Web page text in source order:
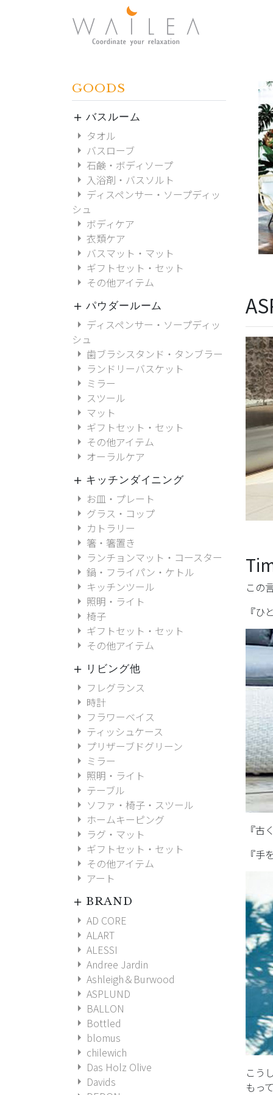
GOODS
add バスルーム
arrow_right タオル
arrow_right バスローブ
arrow_right 石鹸・ボディソープ
arrow_right 入浴剤・バスソルト
arrow_right ディスペンサー・ソープディッ
シュ
arrow_right ボディケア
arrow_right 衣類ケア
arrow_right バスマット・マット
arrow_right ギフトセット・セット
arrow_right その他アイテム
add パウダールーム
arrow_right ディスペンサー・ソープディッ
シュ
arrow_right 歯ブラシスタンド・タンブラー
arrow_right ランドリーバスケット
arrow_right ミラー
arrow_right スツール
arrow_right マット
arrow_right ギフトセット・セット
arrow_right その他アイテム
arrow_right オーラルケア
add キッチンダイニング
arrow_right お皿・プレート
arrow_right グラス・コップ
arrow_right カトラリー
arrow_right 箸・箸置き
arrow_right ランチョンマット・コースター
arrow_right 鍋・フライパン・ケトル
arrow_right キッチンツール
arrow_right 照明・ライト
arrow_right 椅子
arrow_right ギフトセット・セット
arrow_right その他アイテム
add リビング他
arrow_right フレグランス
arrow_right 時計
arrow_right フラワーベイス
arrow_right ティッシュケース
arrow_right プリザーブドグリーン
arrow_right ミラー
arrow_right 照明・ライト
arrow_right テーブル
arrow_right ソファ・椅子・スツール
arrow_right ホームキーピング
arrow_right ラグ・マット
arrow_right ギフトセット・セット
arrow_right その他アイテム
arrow_right アート
add BRAND
arrow_right AD CORE
arrow_right ALART
arrow_right ALESSI
arrow_right Andree Jardin
arrow_right Ashleigh＆Burwood
arrow_right ASPLUND
arrow_right BALLON
arrow_right Bottled
arrow_right blomus
arrow_right chilewich
arrow_right Das Holz Olive
arrow_right Davids
この
『ひ
『古
『手
こう
もっ